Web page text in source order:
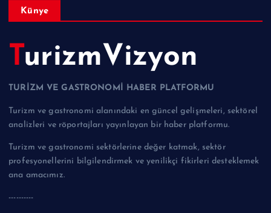
Künye
TurizmVizyon
TURİZM VE GASTRONOMİ HABER PLATFORMU
Turizm ve gastronomi alanındaki en güncel gelişmeleri, sektörel
analizleri ve röportajları yayınlayan bir haber platformu.
Turizm ve gastronomi sektörlerine değer katmak, sektör
profesyonellerini bilgilendirmek ve yenilikçi fikirleri desteklemek
ana amacımız.
----------